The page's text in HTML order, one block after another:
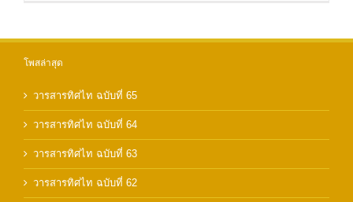
โพสล่าสุด
วารสารทิศไท ฉบับที่ 65
วารสารทิศไท ฉบับที่ 64
วารสารทิศไท ฉบับที่ 63
วารสารทิศไท ฉบับที่ 62